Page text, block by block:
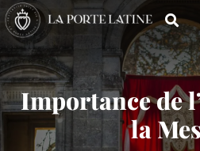
Importance de
la